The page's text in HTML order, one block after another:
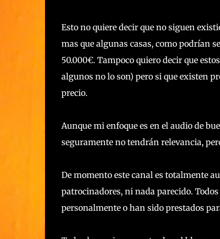
Esto no quiere decir que no siguen
mas que algunas casas, como podrían
50.000€. Tampoco quiero decir que
algunos no lo son) pero si que existen
precio.
Aunque mi enfoque es en el audio de
seguramente no tendrán relevancia,
De momento este canal es totalmente
patrocinadores, ni nada parecido.
personalmente o han sido prestados